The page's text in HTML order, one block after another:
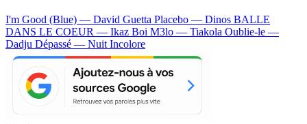
I'm Good (Blue) — David Guetta Placebo — Dinos BALLE
DANS LE COEUR — Ikaz Boi M3lo — Tiakola Oublie-le —
Dadju Dépassé — Nuit Incolore